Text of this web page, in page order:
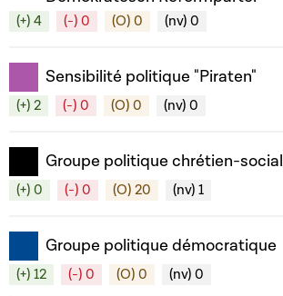
(+) 4 (-) 0 (O) 0 (nv) 0
Sensibilité politique "Piraten"
(+) 2 (-) 0 (O) 0 (nv) 0
Groupe politique chrétien-social
(+) 0 (-) 0 (O) 20 (nv) 1
Groupe politique démocratique
(+) 12 (-) 0 (O) 0 (nv) 0